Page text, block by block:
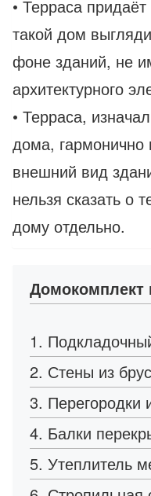
• Терраса
такой дом
фоне зданий, не
архитектурного
• Терраса,
дома, гармонично
внешний вид
нельзя сказать о
дому отдельно.
Домокомплект
1.
2. Стены из
3. Перегородки
4. Балки
5. Утеплитель